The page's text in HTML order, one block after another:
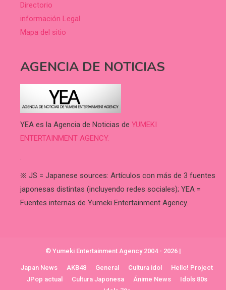
Directorio
información Legal
Mapa del sitio
AGENCIA DE NOTICIAS
YEA es la Agencia de Noticias de YUMEKI
ENTERTAINMENT AGENCY.
.
※ JS = Japanese sources: Artículos con más de 3 fuentes
japonesas distintas (incluyendo redes sociales); YEA =
Fuentes internas de Yumeki Entertainment Agency.
© Yumeki Entertainment Agency 2004 - 2026 |
Japan News AKB48 General Cultura idol
Hello! Project
JPop actual
Cultura Japonesa Ánime News
Idols 80s